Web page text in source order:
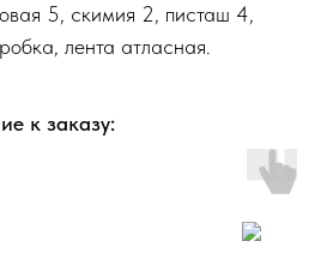
5, скимия 2, писташ 4,
лента атласная.
к заказу: